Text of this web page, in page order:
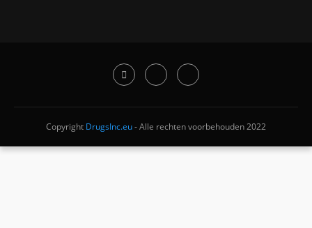
Copyright DrugsInc.eu- Alle rechten voorbehouden 2022